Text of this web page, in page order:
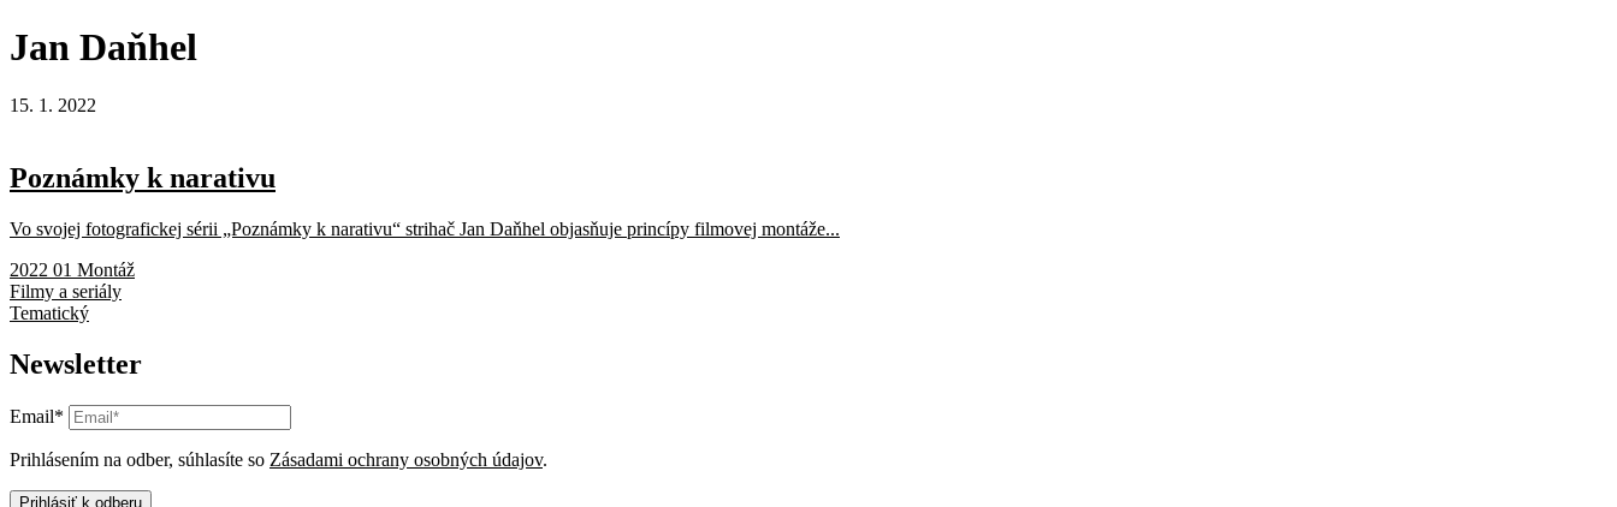
Jan Daňhel
15. 1. 2022
Poznámky k narativu
Vo svojej fotografickej sérii „Poznámky k narativu“ strihač Jan Daňhel objasňuje princípy filmovej montáže...
2022 01 Montáž
Filmy a seriály
Tematický
Newsletter
Email*
Prihlásením na odber, súhlasíte so Zásadami ochrany osobných údajov.
Prihlásiť k odberu